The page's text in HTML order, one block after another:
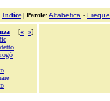
Indice| Parole: Alfabetica -
[« »]